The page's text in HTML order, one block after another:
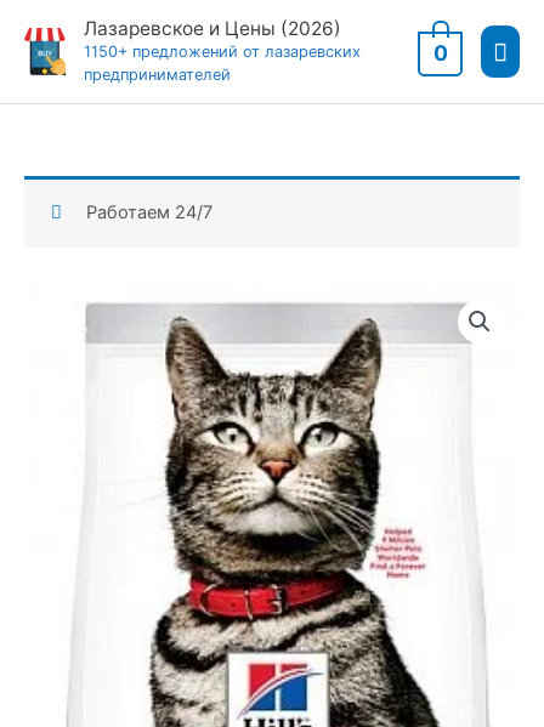
содержимому
Лазаревское и Цены (2026)
1150+ предложений от лазаревских
предпринимателей
0
Работаем 24/7